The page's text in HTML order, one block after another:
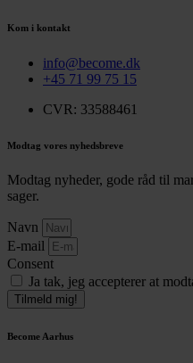
Kom i kontakt
info@become.dk
+45 71 99 75 15
CVR: 33588461
Modtag vores nyhedsbreve
Modtag nyheder, gode råd til
sager.
Navn
E-mail
Consent
Ja tak, jeg accepterer at
Tilmeld mig!
Become Aarhus